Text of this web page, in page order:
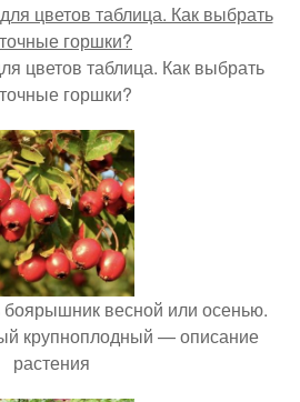
цветов таблица. Как выбрать
горшки?
боярышник весной или осенью.
крупноплодный — описание
растения